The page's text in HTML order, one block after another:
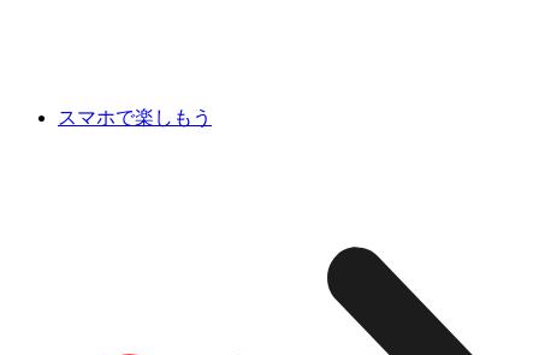
スマホで楽しもう